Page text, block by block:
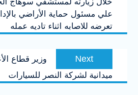
علي مسئول حماية الأراضي
تعرضه للاصابه اثناء تاديه عمله
Next
post:
وزير قطاع
ميدانية لشركة النصر للسيارات